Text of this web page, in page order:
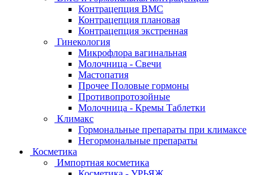
Контрацепция ВМС
Контрацепция плановая
Контрацепция экстренная
Гинекология
Микрофлора вагинальная
Молочница - Свечи
Мастопатия
Прочее Половые гормоны
Противопротозойные
Молочница - Кремы Таблетки
Климакс
Гормональные препараты при климаксе
Негормональные препараты
Косметика
Импортная косметика